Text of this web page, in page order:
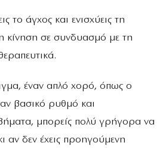
το άγχος και ενισχύεις τη
κίνηση σε συνδυασμό με τη
έναν απλό χορό, όπως ο
βασικό ρυθμό και
μπορείς πολύ γρήγορα να
αν δεν έχεις προηγούμενη